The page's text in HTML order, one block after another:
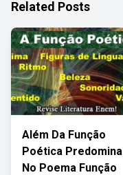
Related Posts
Além Da Função
Poética Predomina
No Poema Função